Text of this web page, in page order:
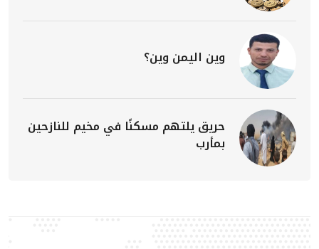
وين اليمن وين؟
حريق يلتهم مسكنًا في مخيم للنازحين
بمأرب